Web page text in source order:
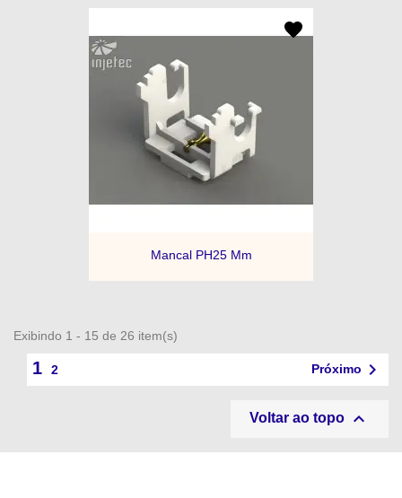
Mancal PH25 Mm
Exibindo 1 - 15 de 26 item(s)
1 2 Próximo 
Voltar ao topo 